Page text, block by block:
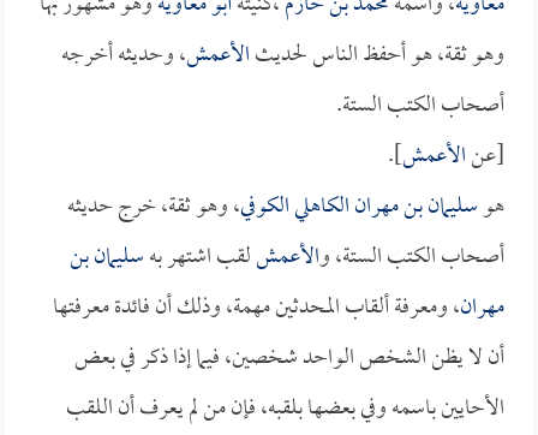
وهو ثقة، هو أحفظ الناس لحديثالأعمش، وحديثه أخرجه
أصحاب الكتب الستة.
[عنالأعمش].
هوسليمان بن مهران الكاهلي الكوفي، وهو ثقة، خرج حديثه
أصحاب الكتب الستة، والأعمشلقب اشتهر بهسليمان بن
مهران، ومعرفة ألقاب المحدثين مهمة، وذلك أن فائدة معرفتها
أن لا يظن الشخص الواحد شخصين، فيما إذا ذكر في بعض
الأحايين باسمه وفي بعضها بلقبه، فإن من لم يعرف أن اللقب